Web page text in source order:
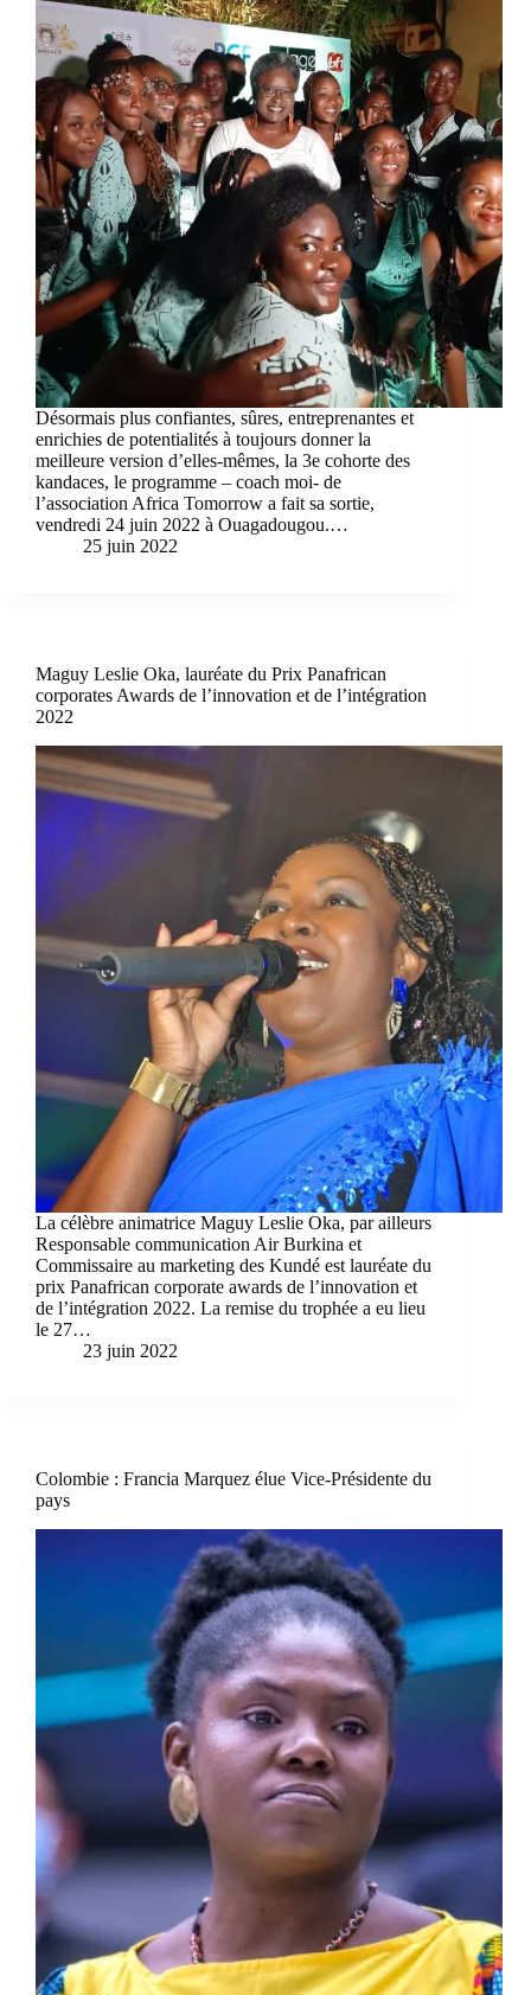
Désormais plus confiantes, sûres, entreprenantes et
enrichies de potentialités à toujours donner la
meilleure version d’elles-mêmes, la 3e cohorte des
kandaces, le programme – coach moi- de
l’association Africa Tomorrow a fait sa sortie,
vendredi 24 juin 2022 à Ouagadougou.…
25 juin 2022
Maguy Leslie Oka, lauréate du Prix Panafrican
corporates Awards de l’innovation et de l’intégration
2022
La célèbre animatrice Maguy Leslie Oka, par ailleurs
Responsable communication Air Burkina et
Commissaire au marketing des Kundé est lauréate du
prix Panafrican corporate awards de l’innovation et
de l’intégration 2022. La remise du trophée a eu lieu
le 27…
23 juin 2022
Colombie : Francia Marquez élue Vice-Présidente du
pays